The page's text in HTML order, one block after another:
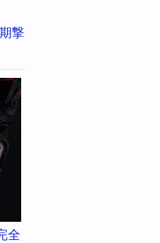
撃
全